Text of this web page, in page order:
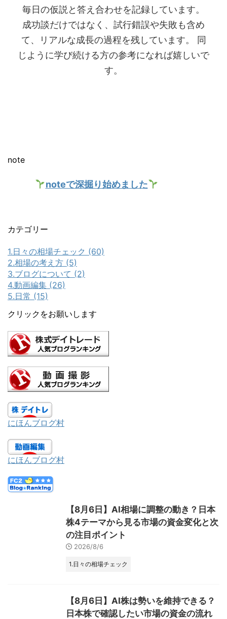
毎日の仮説と答え合わせを記録しています。
成功談だけではなく、試行錯誤や失敗も含め
て、リアルな成長の過程を残しています。 同
じように学び続ける方の参考になれば嬉しいで
す。
note
noteで深掘り始めました
カテゴリー
1.日々の相場チェック (60)
2.相場の考え方 (5)
3.ブログについて (2)
4.動画編集 (26)
5.日常 (15)
クリックをお願いします
にほんブログ村
にほんブログ村
【8月6日】AI相場に調整の動き？日本
株4テーマから見る市場の資金変化と次
の注目ポイント
2026/8/6
1.日々の相場チェック
【8月6日】AI株は勢いを維持できる？
日本株で確認したい市場の資金の流れ